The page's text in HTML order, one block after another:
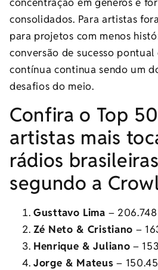
concentração em gêneros e
consolidados. Para artistas
para projetos com menos
conversão de sucesso pontual
contínua continua sendo um
desafios do meio.
Confira o Top
artistas mais
rádios
segundo a
Gusttavo Lima –
Zé Neto & Cristiano –
Henrique & Juliano –
Jorge & Mateus –